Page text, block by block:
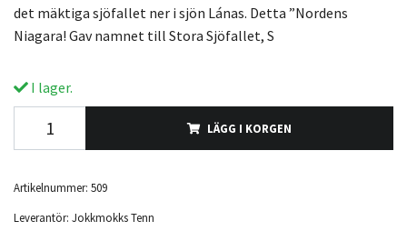
det mäktiga sjöfallet ner i sjön Lánas. Detta ”Nordens
Niagara! Gav namnet till Stora Sjöfallet, S
I lager.
LÄGG I KORGEN
Artikelnummer: 509
Leverantör: Jokkmokks Tenn